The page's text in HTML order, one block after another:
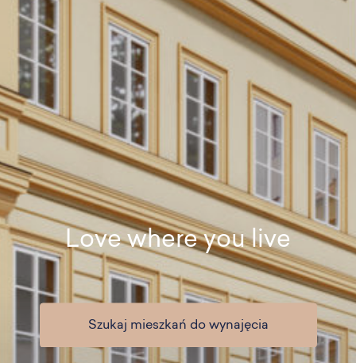
Love where you live
Szukaj mieszkań do wynajęcia